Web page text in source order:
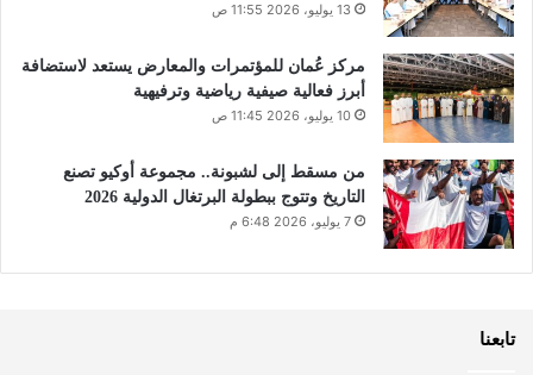
13 يوليو، 2026 11:55 ص
مركز عُمان للمؤتمرات والمعارض يستعد لاستضافة
أبرز فعالية صيفية رياضية وترفيهية
10 يوليو، 2026 11:45 ص
من مسقط إلى لشبونة.. مجموعة أوكيو تصنع
التاريخ وتتوج ببطولة البرتغال الدولية 2026
7 يوليو، 2026 6:48 م
تابعنا